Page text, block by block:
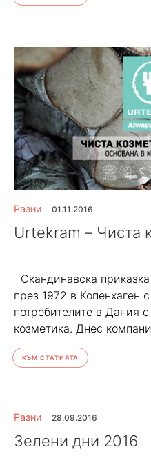
Разни 01.11.2016
Urtekram – Чиста
Скандинавска
през 1972 в Копенхаген
потребителите в Дания
козметика. Днес
КЪМ СТАТИЯТА
Разни 28.09.2016
Зелени дни 2016